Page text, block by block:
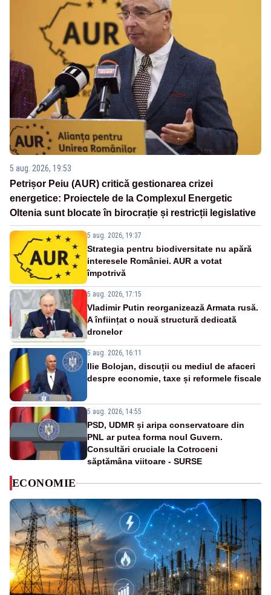
5 aug. 2026, 19:53
Petrișor Peiu (AUR) critică gestionarea crizei
energetice: Proiectele de la Complexul Energetic
Oltenia sunt blocate în birocrație și restricții legislative
5 aug. 2026, 19:37
Strategia pentru biodiversitate nu apără
interesele României. AUR a votat
împotrivă
5 aug. 2026, 17:15
Vladimir Putin reorganizează Armata rusă.
A înființat o nouă structură dedicată
dronelor
5 aug. 2026, 16:11
Ilie Bolojan, discuții cu mediul de afaceri
despre economie, taxe și reformele fiscale
5 aug. 2026, 14:55
PSD, UDMR și aripa conservatoare din
PNL ar putea forma noul Guvern.
Consultări cruciale la Cotroceni
săptămâna viitoare - SURSE
ECONOMIE